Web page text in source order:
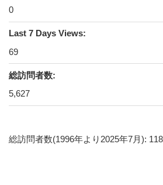
0
Last 7 Days Views:
69
総訪問者数:
5,627
総訪問者数(1996年より2025年7月):